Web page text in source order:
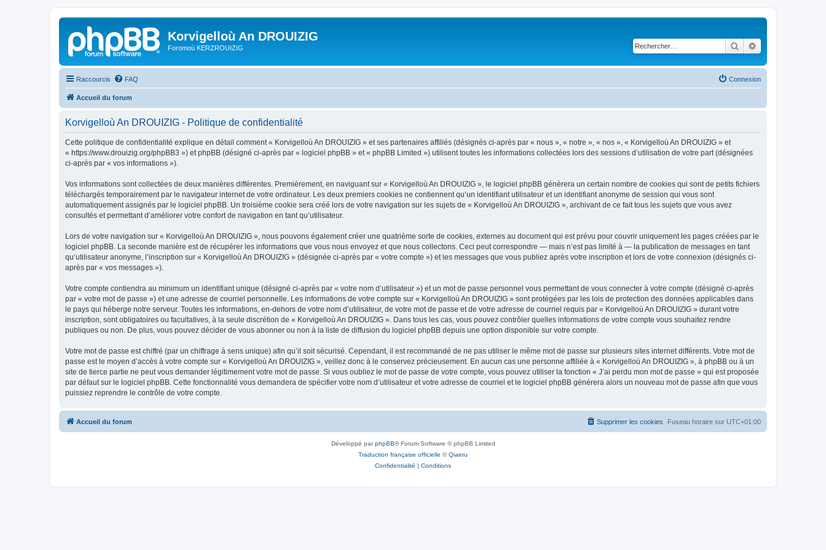
Korvigelloù An DROUIZIG
Foromoù KERZROUIZIG Rechercher
Raccourcis FAQ Connexion
Accueil du forum
Korvigelloù An DROUIZIG - Politique de confidentialité
Cette politique de confidentialité explique en détail comment « Korvigelloù An DROUIZIG » et ses partenaires affiliés (désignés ci-après par « nous », « notre », « nos », « Korvigelloù An DROUIZIG » et
« https://www.drouizig.org/phpBB3 ») et phpBB (désigné ci-après par « logiciel phpBB » et « phpBB Limited ») utilisent toutes les informations collectées lors des sessions d’utilisation de votre part (désignées
ci-après par « vos informations »).
Vos informations sont collectées de deux manières différentes. Premièrement, en naviguant sur « Korvigelloù An DROUIZIG », le logiciel phpBB génèrera un certain nombre de cookies qui sont de petits fichiers
téléchargés temporairement par le navigateur internet de votre ordinateur. Les deux premiers cookies ne contiennent qu’un identifiant utilisateur et un identifiant anonyme de session qui vous sont
automatiquement assignés par le logiciel phpBB. Un troisième cookie sera créé lors de votre navigation sur les sujets de « Korvigelloù An DROUIZIG », archivant de ce fait tous les sujets que vous avez
consultés et permettant d’améliorer votre confort de navigation en tant qu’utilisateur.
Lors de votre navigation sur « Korvigelloù An DROUIZIG », nous pouvons également créer une quatrième sorte de cookies, externes au document qui est prévu pour couvrir uniquement les pages créées par le
logiciel phpBB. La seconde manière est de récupérer les informations que vous nous envoyez et que nous collectons. Ceci peut correspondre — mais n’est pas limité à — la publication de messages en tant
qu’utilisateur anonyme, l’inscription sur « Korvigelloù An DROUIZIG » (désignée ci-après par « votre compte ») et les messages que vous publiez après votre inscription et lors de votre connexion (désignés ci-
après par « vos messages »).
Votre compte contiendra au minimum un identifiant unique (désigné ci-après par « votre nom d’utilisateur ») et un mot de passe personnel vous permettant de vous connecter à votre compte (désigné ci-après
par « votre mot de passe ») et une adresse de courriel personnelle. Les informations de votre compte sur « Korvigelloù An DROUIZIG » sont protégées par les lois de protection des données applicables dans
le pays qui héberge notre serveur. Toutes les informations, en-dehors de votre nom d’utilisateur, de votre mot de passe et de votre adresse de courriel requis par « Korvigelloù An DROUIZIG » durant votre
inscription, sont obligatoires ou facultatives, à la seule discrétion de « Korvigelloù An DROUIZIG ». Dans tous les cas, vous pouvez contrôler quelles informations de votre compte vous souhaitez rendre
publiques ou non. De plus, vous pouvez décider de vous abonner ou non à la liste de diffusion du logiciel phpBB depuis une option disponible sur votre compte.
Votre mot de passe est chiffré (par un chiffrage à sens unique) afin qu’il soit sécurisé. Cependant, il est recommandé de ne pas utiliser le même mot de passe sur plusieurs sites internet différents. Votre mot de
passe est le moyen d’accès à votre compte sur « Korvigelloù An DROUIZIG », veillez donc à le conservez précieusement. En aucun cas une personne affiliée à « Korvigelloù An DROUIZIG », à phpBB ou à un
site de tierce partie ne peut vous demander légitimement votre mot de passe. Si vous oubliez le mot de passe de votre compte, vous pouvez utiliser la fonction « J’ai perdu mon mot de passe » qui est proposée
par défaut sur le logiciel phpBB. Cette fonctionnalité vous demandera de spécifier votre nom d’utilisateur et votre adresse de courriel et le logiciel phpBB générera alors un nouveau mot de passe afin que vous
puissiez reprendre le contrôle de votre compte.
Accueil du forum Fuseau horaire sur UTC+01:00
Supprimer les cookies
Développé parphpBB® Forum Software © phpBB Limited
Traduction française officielle ©Qiaeru
Confidentialité | Conditions